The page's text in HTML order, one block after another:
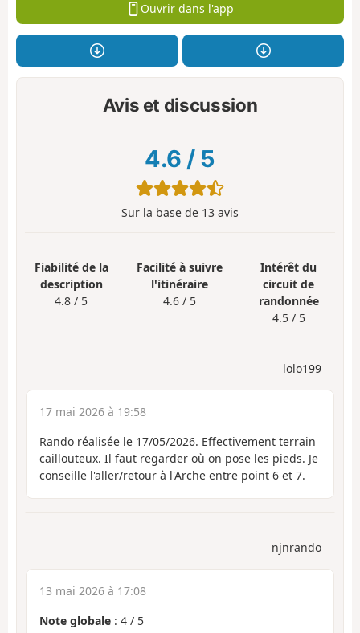
Ouvrir dans l'app
Avis et discussion
4.6 / 5
Sur la base de 13 avis
Fiabilité de la
description
4.8 / 5
Facilité à suivre
l'itinéraire
4.6 / 5
Intérêt du
circuit de
randonnée
4.5 / 5
lolo199
17 mai 2026 à 19:58
Rando réalisée le 17/05/2026. Effectivement terrain
caillouteux. Il faut regarder où on pose les pieds. Je
conseille l'aller/retour à l'Arche entre point 6 et 7.
njnrando
13 mai 2026 à 17:08
Note globale : 4 / 5